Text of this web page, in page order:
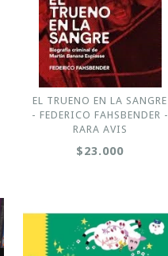
EL TRUENO EN LA SANGRE
- FEDERICO FAHSBENDER -
RARA AVIS
$23.000